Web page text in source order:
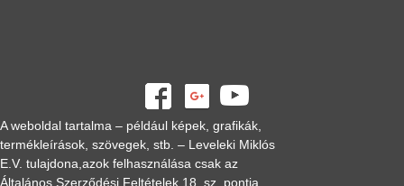
A weboldal tartalma – például képek, grafikák,
termékleírások, szövegek, stb. – Leveleki Miklós
E.V. tulajdona,azok felhasználása csak az
Általános Szerződési Feltételek 18. sz. pontja